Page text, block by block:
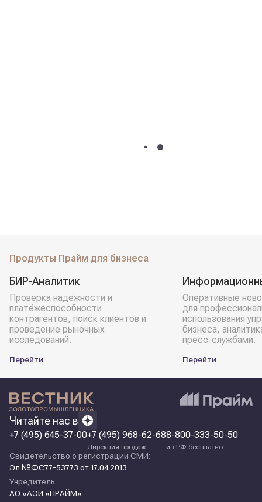
Продукты Прайм для бизнеса
БИР-Аналитик
Проверка надёжности и
платёжеспособности
контрагентов, поиск клиентов и
проведение рыночных
исследований.
Перейти
Оперативные
для
использования
бизнеса,
пресс-службами.
Перейти
Читайте нас в
+7 (495) 645-37-00+7 (495) 968-62-68
Дирекция продаж
8-800-333-50-50
из РФ бесплатно
Свидетельство о регистрации СМИ:
Эл №ФС77-53773 от 17.04.2013
Учредитель:
АО «АЭИ «ПРАЙМ»